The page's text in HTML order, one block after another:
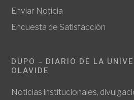
Enviar Noticia
Encuesta de Satisfacción
DUPO – DIARIO DE LA
OLAVIDE
Noticias institucionales,